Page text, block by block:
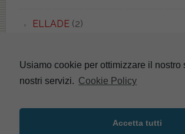
ELLADE(2)
ELLISSE PIU'(2)
Usiamo cookie per ottimizzare il nostro
nostri servizi. Cookie Policy
Accetta tutti